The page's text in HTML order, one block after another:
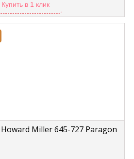
Купить в 1 клик
Miller 645-727 Paragon